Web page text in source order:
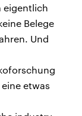
eigentlich
Belege
Und
etwas